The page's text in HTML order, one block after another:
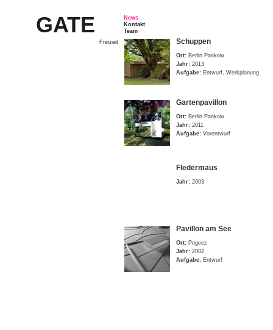
GATE
News
Kontakt
Team
Freizeit
Schuppen
Ort: Berlin Pankow
Jahr: 2013
Aufgabe: Entwurf, Werkplanung
Gartenpavillon
Ort: Berlin Pankow
Jahr: 2011
Aufgabe: Vorentwurf
Fledermaus
Jahr: 2003
Pavillon am See
Ort: Pogeez
Jahr: 2002
Aufgabe: Entwurf